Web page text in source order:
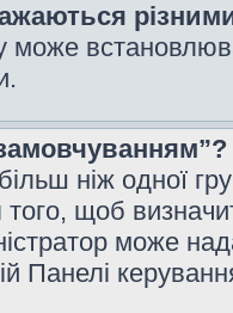
може
ніж одної
щоб
може
Панелі